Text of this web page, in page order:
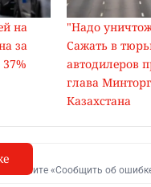
на
за
"Надо
Сажать в
автодилеров
глава
Казахстана
и нажмите «Сообщить об